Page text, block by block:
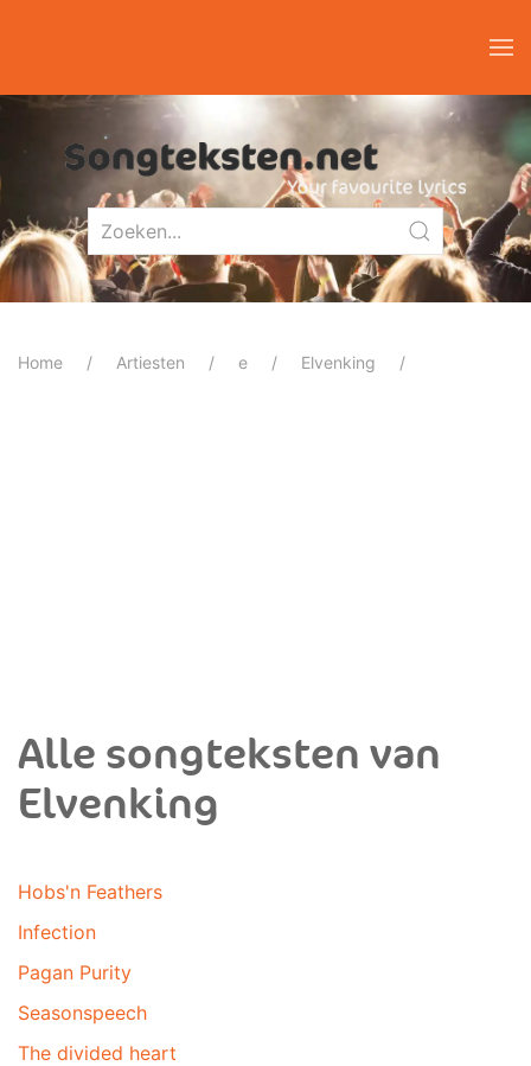
Home Artiesten e Elvenking
Alle songteksten van
Elvenking
Hobs'n Feathers
Infection
Pagan Purity
Seasonspeech
The divided heart